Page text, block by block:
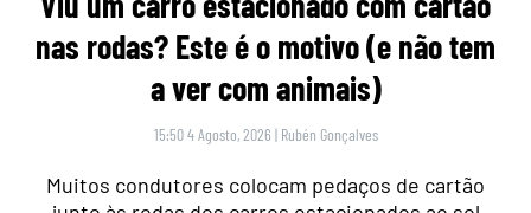
nas rodas? Este é o motivo (e não tem
a ver com animais)
15:50 4 Agosto, 2026 | Rubén Gonçalves
Muitos condutores colocam pedaços de cartão